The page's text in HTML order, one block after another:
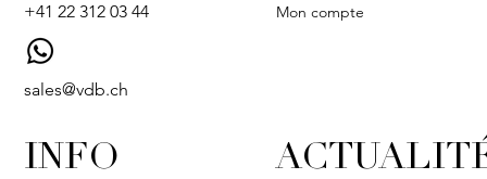
+41 22 312 03 44
sales@vdb.ch
Mon compte
INFO